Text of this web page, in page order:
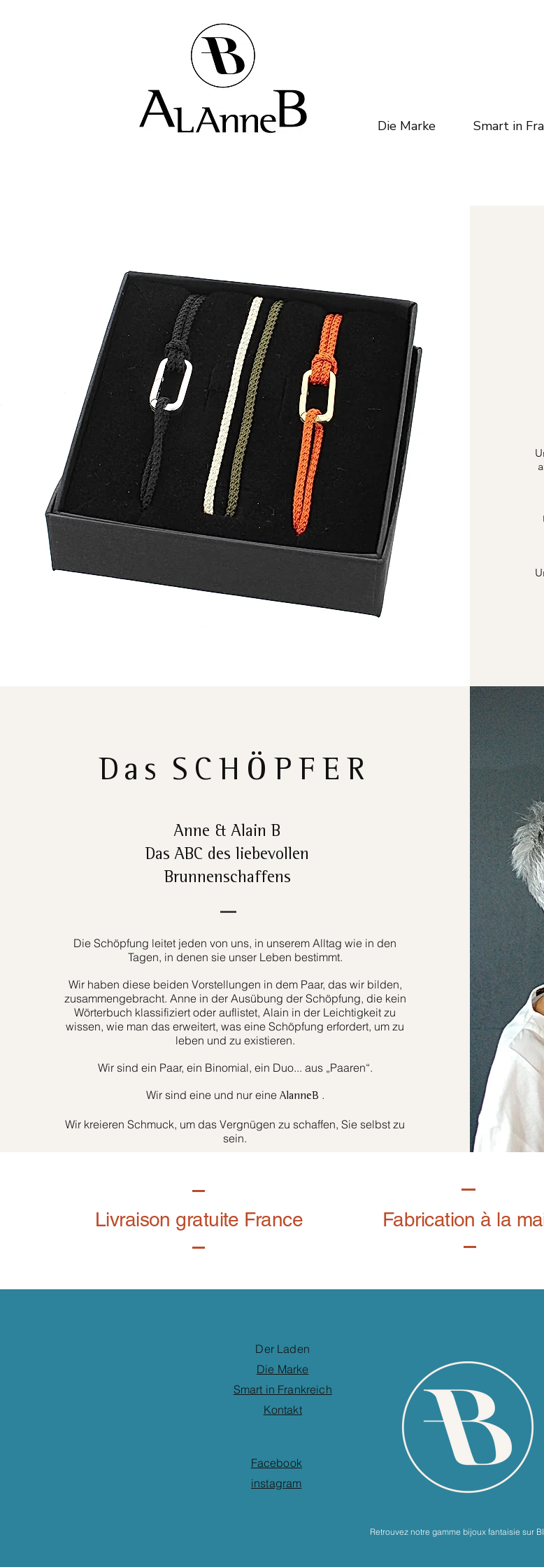
Die Marke Smart in
Das SCHÖPFER
Anne & Alain B
Das ABC des liebevollen
Brunnenschaffens
Die Schöpfung leitet jeden von uns, in unserem Alltag wie in den
Tagen, in denen sie unser Leben bestimmt.
Wir haben diese beiden Vorstellungen in dem Paar, das wir bilden,
zusammengebracht. Anne in der Ausübung der Schöpfung, die kein
Wörterbuch klassifiziert oder auflistet, Alain in der Leichtigkeit zu
wissen, wie man das erweitert, was eine Schöpfung erfordert, um zu
leben und zu existieren.
Wir sind ein Paar, ein Binomial, ein Duo... aus „Paaren“.
Wir sind eine und nur eine AlanneB .
Wir kreieren Schmuck, um das Vergnügen zu schaffen, Sie selbst zu
sein.
Livraison gratuite France Fabrication à la
Der Laden
Die Marke
Smart in Frankreich
Kontakt
Facebook
instagram
Retrouvez notre gamme bijoux fantaisie sur